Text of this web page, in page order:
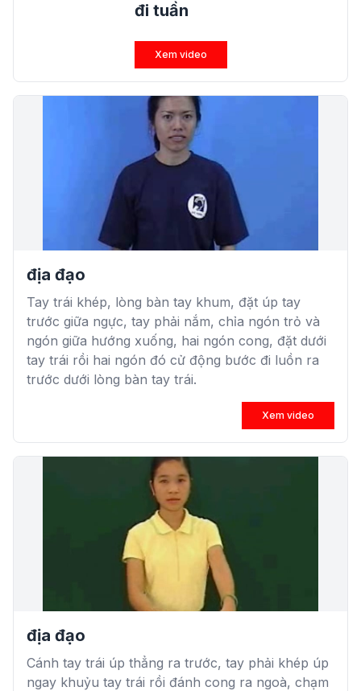
đi tuần
Xem video
địa đạo
Tay trái khép, lòng bàn tay khum, đặt úp tay
trước giữa ngực, tay phải nắm, chỉa ngón trỏ và
ngón giữa hướng xuống, hai ngón cong, đặt dưới
tay trái rồi hai ngón đó cử động bước đi luồn ra
trước dưới lòng bàn tay trái.
Xem video
địa đạo
Cánh tay trái úp thẳng ra trước, tay phải khép úp
ngay khuỷu tay trái rồi đánh cong ra ngoà, chạm